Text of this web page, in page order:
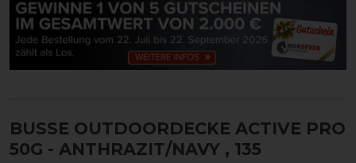
BUSSE OUTDOORDECKE ACTIVE PRO
50G - ANTHRAZIT/NAVY , 135